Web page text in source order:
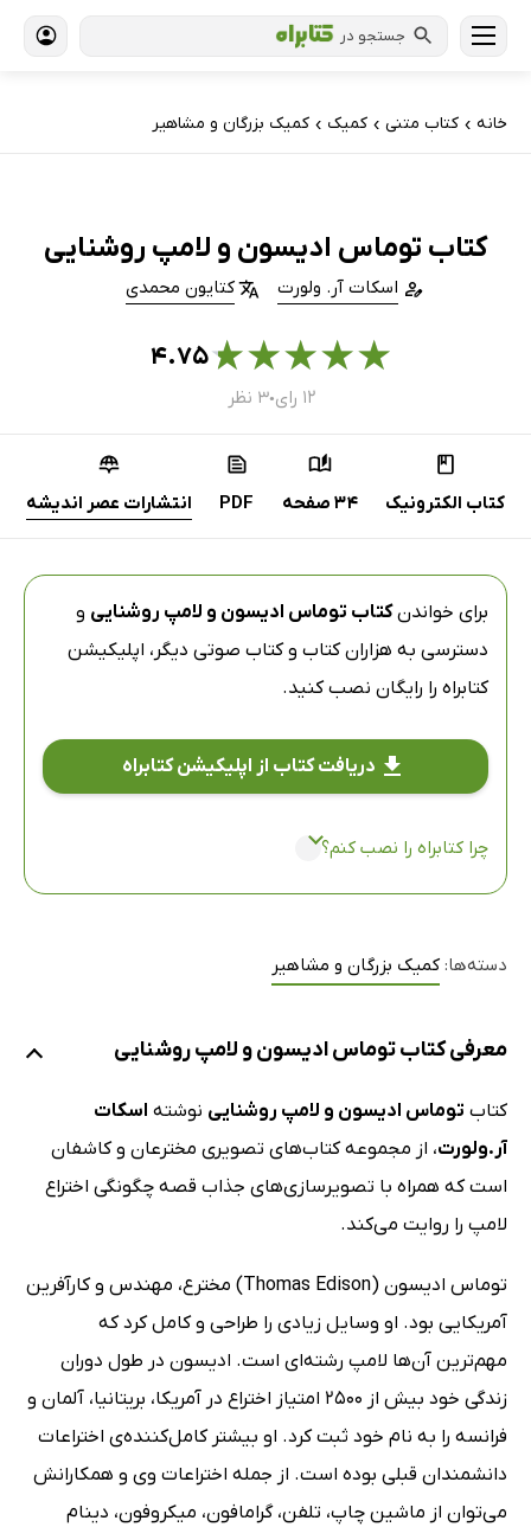
جستجو در
خانه › کتاب‌ متنی › کمیک › کمیک بزرگان و مشاهیر
کتاب توماس ادیسون و لامپ روشنایی
اسکات آر. ولورت کتایون محمدی
★
★
★
★
★۴.۷۵
۱۲ رای ●۳ نظر
کتاب الکترونیک 34 صفحه PDF انتشارات عصر اندیشه
برای خواندنکتاب توماس ادیسون و لامپ روشنایی و
دسترسی به هزاران کتاب و کتاب صوتی دیگر، اپلیکیشن
کتابراه را رایگان نصب کنید.
دریافت کتاب از اپلیکیشن کتابراه
چرا کتابراه را نصب کنم؟
دسته‌ها: کمیک بزرگان و مشاهیر
معرفی کتاب توماس ادیسون و لامپ روشنایی
کتاب توماس ادیسون و لامپ روشنایی نوشته اسکات
آر.ولورت، از مجموعه کتاب‌های تصویری مخترعان و کاشفان
است که همراه با تصویرسازی‌های جذاب قصه چگونگی اختراع
لامپ را روایت می‌کند.
توماس ادیسون (Thomas Edison) مخترع، مهندس و کارآفرین
آمریکایی بود. او وسایل زیادی را طراحی و کامل کرد که
مهم‌ترین آن‌ها لامپ رشته‌ای است. ادیسون در طول دوران
زندگی خود بیش از 2500 امتیاز اختراع در آمریکا، بریتانیا، آلمان و
فرانسه را به نام خود ثبت کرد. او بیشتر کامل‌کننده‌ی اختراعات
دانشمندان قبلی بوده است. از جمله اختراعات وی و همکارانش
می‌توان از ماشین چاپ، تلفن، گرامافون، میکروفون، دینام